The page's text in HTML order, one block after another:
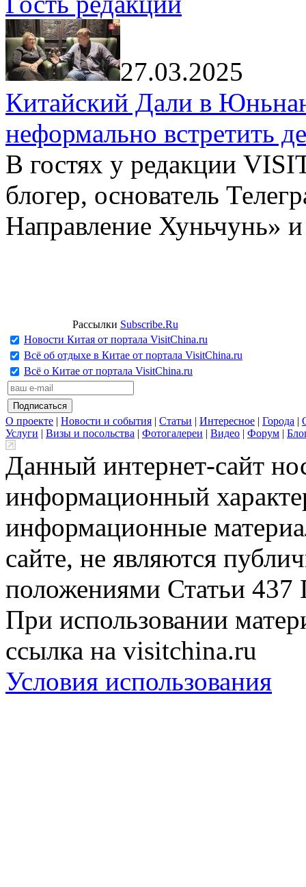
27.03.2025
Китайский Дали в
неформально встретить
В гостях у редакции
блогер, основатель
Направление Хуньчунь»
Рассылки Subscribe.Ru
Новости Китая от портала VisitChina.ru
Всё об отдыхе в Китае от портала VisitChina.ru
Всё о Китае от портала VisitChina.ru
О проекте | Новости и события | Статьи | Интересное | Города |
Услуги | Визы и посольства | Фотогалереи | Видео | Форум |
Данный интернет-сайт
информационный
информационные
сайте, не являются
положениями Статьи 437
При использовании
ссылка на visitchina.ru
Условия использования